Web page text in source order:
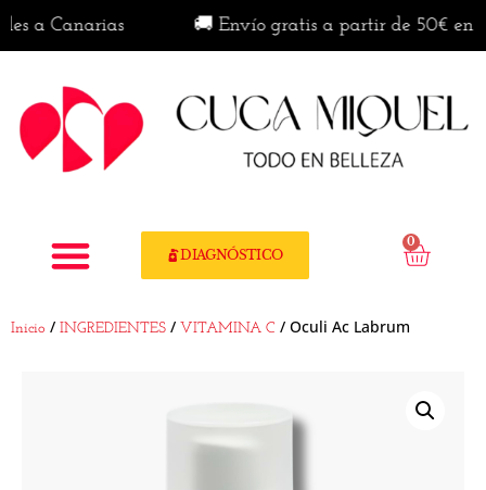
🚚 Envío gratis a partir de 50€ en
DIAGNÓSTICO
0
Inicio / INGREDIENTES / VITAMINA C / Oculi Ac Labrum